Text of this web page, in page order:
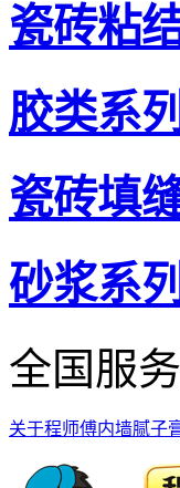
瓷砖粘
胶类系列
瓷砖填
砂浆系列
全国服务
关于程师傅内墙腻子